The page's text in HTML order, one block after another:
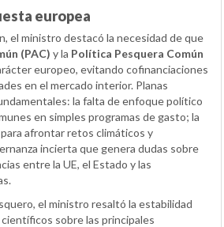
europea
el ministro destacó la necesidad de que
(PAC) y la Política Pesquera Común
europeo, evitando cofinanciaciones
en el mercado interior. Planas
la falta de enfoque político
en simples programas de gasto; la
afrontar retos climáticos y
incierta que genera dudas sobre
entre la UE, el Estado y las
el ministro resaltó la estabilidad
sobre las principales